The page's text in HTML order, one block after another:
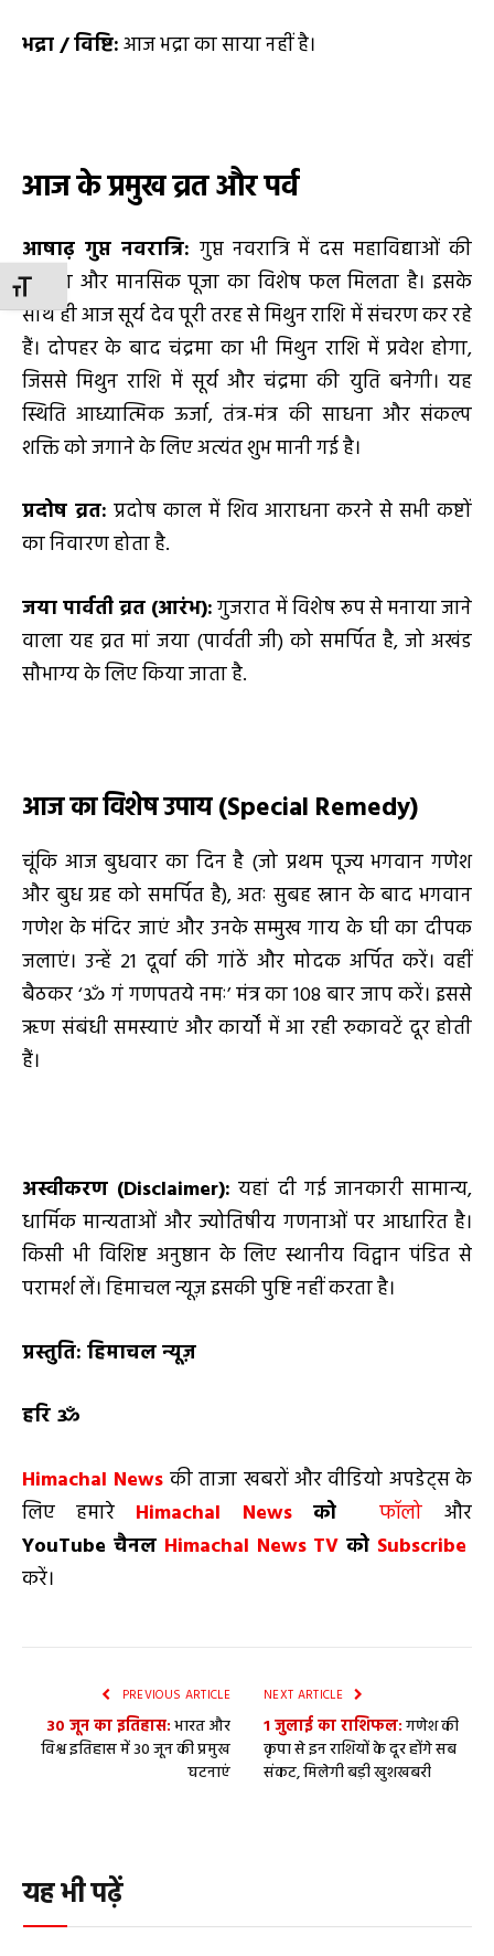
TOGGLE FONT SIZE
भद्रा / विष्टि:आज भद्रा का साया नहीं है।
आज के प्रमुख व्रत और पर्व
आषाढ़ गुप्त नवरात्रि: गुप्त नवरात्रि में दस महाविद्याओं की
साधना और मानसिक पूजा का विशेष फल मिलता है। इसके
साथ ही आज सूर्य देव पूरी तरह से मिथुन राशि में संचरण कर रहे
हैं। दोपहर के बाद चंद्रमा का भी मिथुन राशि में प्रवेश होगा,
जिससे मिथुन राशि में सूर्य और चंद्रमा की युति बनेगी। यह
स्थिति आध्यात्मिक ऊर्जा, तंत्र-मंत्र की साधना और संकल्प
शक्ति को जगाने के लिए अत्यंत शुभ मानी गई है।
प्रदोष व्रत: प्रदोष काल में शिव आराधना करने से सभी कष्टों
का निवारण होता है.
जया पार्वती व्रत (आरंभ):गुजरात में विशेष रूप से मनाया जाने
वाला यह व्रत मां जया (पार्वती जी) को समर्पित है, जो अखंड
सौभाग्य के लिए किया जाता है.
आज का विशेष उपाय (Special Remedy)
चूंकि आज बुधवार का दिन है (जो प्रथम पूज्य भगवान गणेश
और बुध ग्रह को समर्पित है), अतः सुबह स्नान के बाद भगवान
गणेश के मंदिर जाएं और उनके सम्मुख गाय के घी का दीपक
जलाएं। उन्हें 21 दूर्वा की गांठें और मोदक अर्पित करें। वहीं
बैठकर ‘ॐ गं गणपतये नमः’ मंत्र का 108 बार जाप करें। इससे
ऋण संबंधी समस्याएं और कार्यों में आ रही रुकावटें दूर होती
हैं।
अस्वीकरण (Disclaimer): यहां दी गई जानकारी सामान्य,
धार्मिक मान्यताओं और ज्योतिषीय गणनाओं पर आधारित है।
किसी भी विशिष्ट अनुष्ठान के लिए स्थानीय विद्वान पंडित से
परामर्श लें। हिमाचल न्यूज़ इसकी पुष्टि नहीं करता है।
प्रस्तुति: हिमाचल न्यूज़
हरि ॐ
Himachal News की ताजा खबरों और वीडियो अपडेट्स के
लिए हमारे Himachal News को फॉलो
और
YouTube चैनल Himachal News TVको Subscribe
करें।
PREVIOUS ARTICLE
30 जून का इतिहास:भारत और
विश्व इतिहास में 30 जून की प्रमुख
घटनाएं
NEXT ARTICLE
1 जुलाई का राशिफल:गणेश की
कृपा से इन राशियों के दूर होंगे सब
संकट, मिलेगी बड़ी खुशखबरी
यह भी पढ़ें